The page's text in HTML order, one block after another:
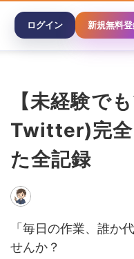
ログイン 新規無料
【未経験で
Twitter)完全
た全記録
「毎日の作業、誰か
せんか？